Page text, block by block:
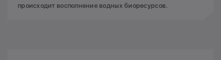
происходит восполнение водных биоресурсов.